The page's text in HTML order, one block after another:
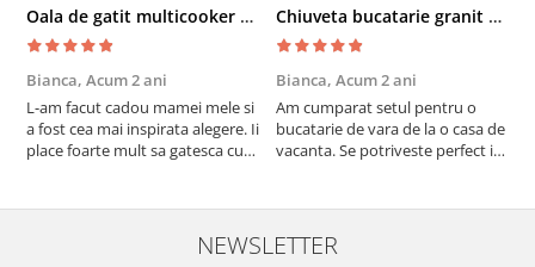
Oala de gatit multicooker 11 functii Instant Pot Pro Crisp 8 + Air Fryer 7.6 lt
Bianca, Acum 2 ani
L-am facut cadou mamei mele si
a fost cea mai inspirata alegere. Ii
place foarte mult sa gatesca cu
cratita...ma gandesc serios sa imi
cumpar si eu! Recomand mult !
Chiuveta bucatarie granit cu finisaj negru perlat/cupru Steingran Art Copper cu dozator si baterie Quadron
Bianca, Acum 2 ani
Am cumparat setul pentru o
bucatarie de vara de la o casa de
vacanta. Se potriveste perfect in
buna, recomand cu drag !
NEWSLETTER